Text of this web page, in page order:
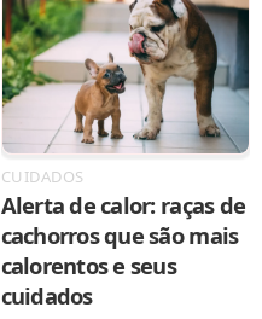
CUIDADOS
Alerta de calor: raças de
cachorros que são mais
calorentos e seus
cuidados